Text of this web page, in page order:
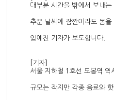
대부분 시간을 밖에서 보내
추운 날씨에 잠깐이라도 몸
임예진 기자가 보도합니다.
[기자]
서울 지하철 1호선 도봉역 역
규모는 작지만 각종 음료와